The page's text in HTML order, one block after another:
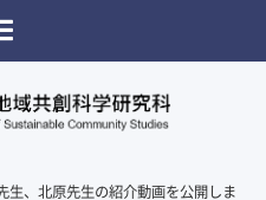
生、北原先生の紹介動画を公開しま